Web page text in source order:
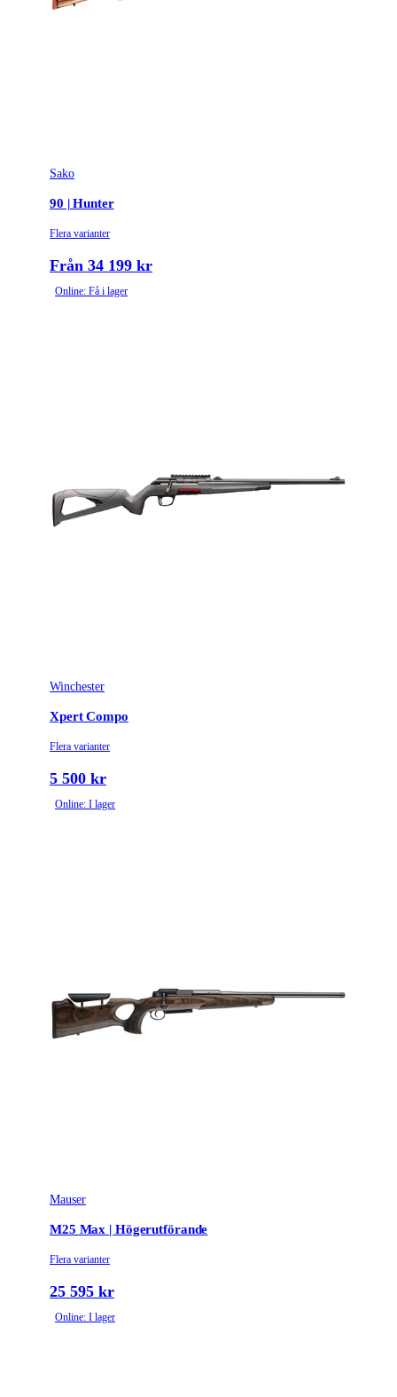
Sako
90 | Hunter
Flera varianter
Från 34 199 kr
Online: Få i lager
Winchester
Xpert Compo
Flera varianter
5 500 kr
Online: I lager
Mauser
M25 Max | Högerutförande
Flera varianter
25 595 kr
Online: I lager